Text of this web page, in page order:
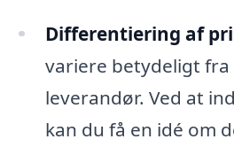
Differentiering af
variere betydeligt
leverandør. Ved at
kan du få en idé om